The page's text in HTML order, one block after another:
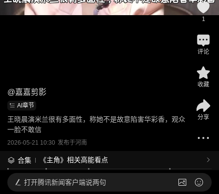
@嘉嘉剪影
AI章节
王晓晨演米兰很有多面性，称她不是故意陷害华彩香，观众
一脸不敢信
2026-05-21 10:30 发布于河南
合集 《主角》相关高能看点
1
评论
收藏
分享
打开腾讯新闻客户端说两句